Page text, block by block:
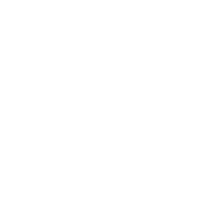
Arasa. Leia nossos conteúdos!
Arasa. Leia nossos conteúdos!